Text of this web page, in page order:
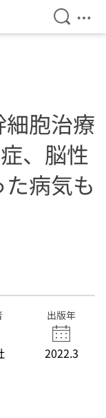
検索を
メ
胞治療
、脳性
病気も
出版年
2022.3